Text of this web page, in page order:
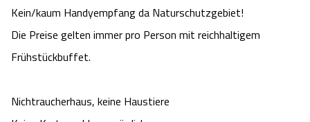
Kein/kaum Handyempfang da Naturschutzgebiet!
Die Preise gelten immer pro Person mit reichhaltigem
Frühstückbuffet.
Nichtraucherhaus, keine Haustiere